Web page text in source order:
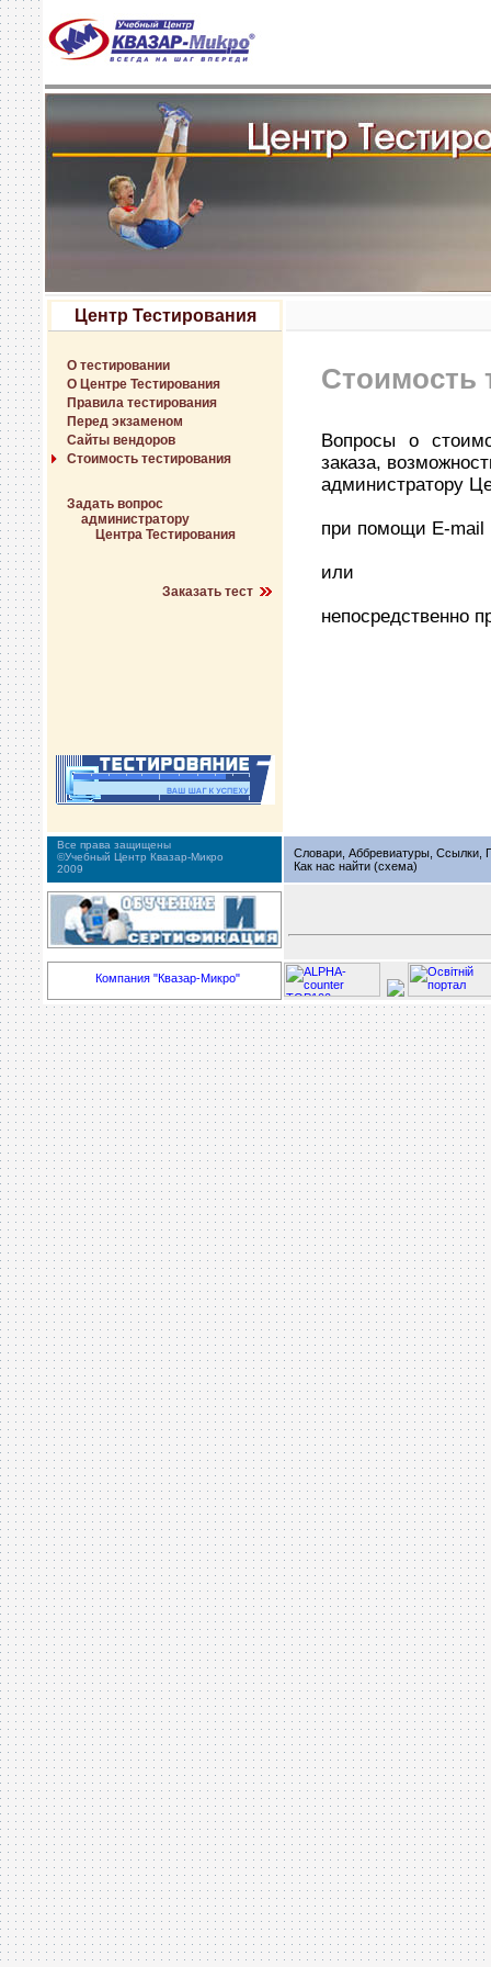
Центр Тестирования
О тестировании
О Центре Тестирования
Правила тестирования
Перед экзаменом
Сайты вендоров
Стоимость тестирования
Задать вопрос
администратору
Центра Тестирования
Заказать тест
Стоимость
Вопросы о
заказа,
администратору
при помощи E-
или
Все права защищены
©Учебный Центр Квазар-Микро
2009
Словари, Аббревиатуры, Ссылки,
Как нас найти (схема)
Компания "Квазар-Микро"